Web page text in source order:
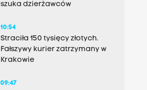
szuka dzierżawców
10:54
Straciła 150 tysięcy złotych.
Fałszywy kurier zatrzymany w
Krakowie
09:47